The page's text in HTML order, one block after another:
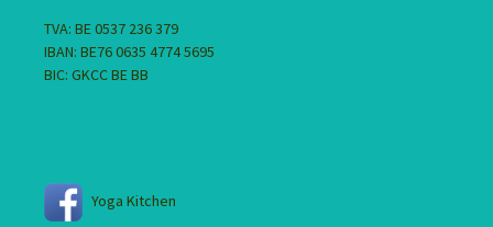
TVA: BE 0537 236 379
IBAN: BE76 0635 4774 5695
BIC: GKCC BE BB
Yoga Kitchen